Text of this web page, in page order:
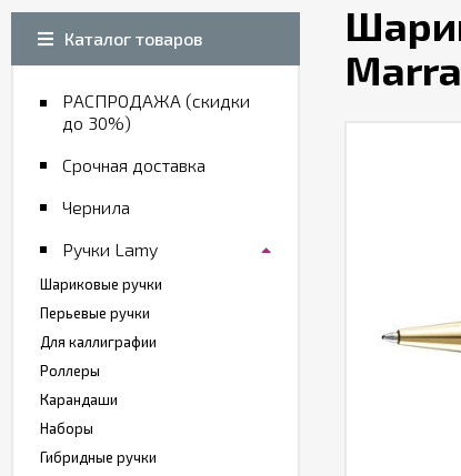
Каталог товаров
РАСПРОДАЖА (скидки
до 30%)
Срочная доставка
Чернила
Ручки Lamy
Шариковые ручки
Перьевые ручки
Для каллиграфии
Роллеры
Карандаши
Наборы
Гибридные ручки